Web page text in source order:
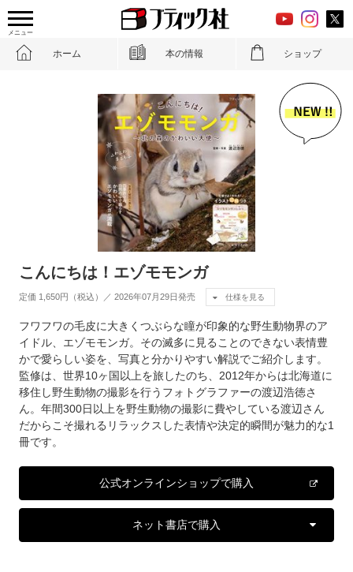
メニュー
ホーム 本の情報 ショップ
こんにちは！エゾモモンガ
定価 1,650円（税込）／ 2026年07月29日発売 仕様を見る
フワフワの毛皮に大きくつぶらな瞳が印象的な野生動物界のア
イドル、エゾモモンガ。その滅多に見ることのできない表情豊
かで愛らしい姿を、写真と分かりやすい解説でご紹介します。
監修は、世界10ヶ国以上を旅したのち、2012年からは北海道に
移住し野生動物の撮影を行うフォトグラファーの渡辺浩徳さ
ん。年間300日以上を野生動物の撮影に費やしている渡辺さん
だからこそ撮れるリラックスした表情や決定的瞬間が魅力的な1
冊です。
公式オンラインショップで購入
ネット書店で購入